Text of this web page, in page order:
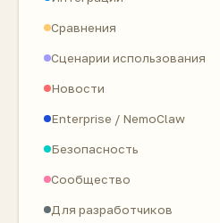
Сравнения
Сценарии использования
Новости
Enterprise / NemoClaw
Безопасность
Сообщество
Для разработчиков